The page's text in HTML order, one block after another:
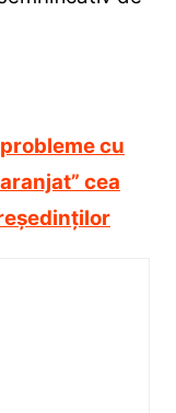
cu
cea